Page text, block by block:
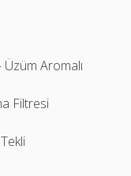
Aromalı
Filtresi